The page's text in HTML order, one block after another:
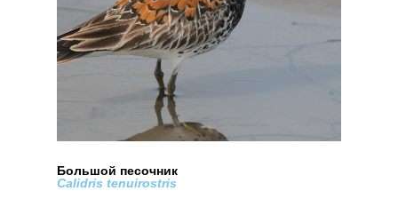
Большой песочник
Calidris tenuirostris